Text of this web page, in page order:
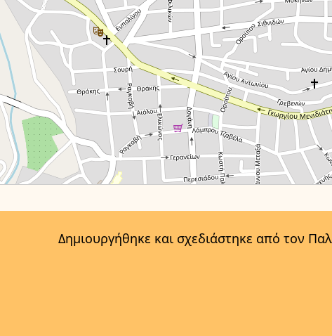
Δημιουργήθηκε και σχεδιάστηκε από τον